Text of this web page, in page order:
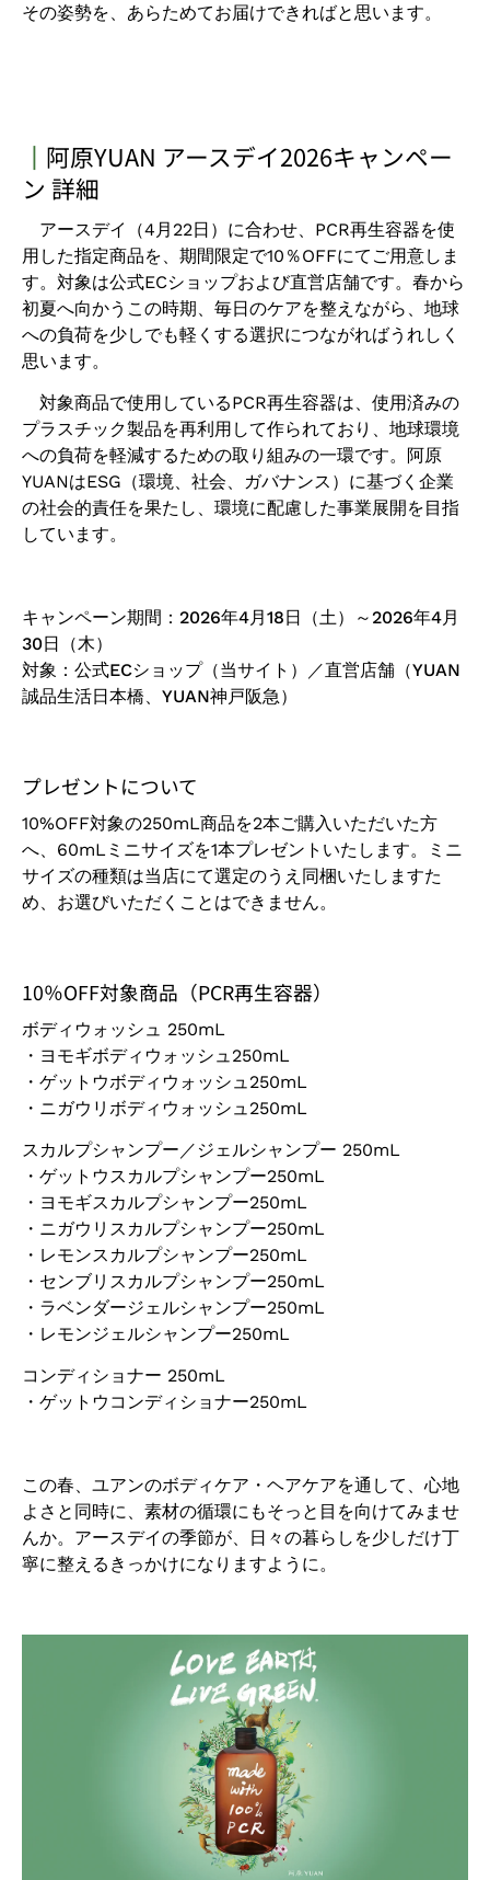
その姿勢を、あらためてお届けできればと思います。
┃ 阿原YUAN アースデイ2026キャンペー
ン 詳細
アースデイ（4月22日）に合わせ、PCR再生容器を使
用した指定商品を、期間限定で10％OFFにてご用意しま
す。対象は公式ECショップおよび直営店舗です。春から
初夏へ向かうこの時期、毎日のケアを整えながら、地球
への負荷を少しでも軽くする選択につながればうれしく
思います。
対象商品で使用しているPCR再生容器は、使用済みの
プラスチック製品を再利用して作られており、地球環境
への負荷を軽減するための取り組みの一環です。阿原
YUANはESG（環境、社会、ガバナンス）に基づく企業
の社会的責任を果たし、環境に配慮した事業展開を目指
しています。
キャンペーン期間：2026年4月18日（土）～2026年4月
30日（木）
対象：公式ECショップ（当サイト）／直営店舗（YUAN
誠品生活日本橋、YUAN神戸阪急）
プレゼントについて
10%OFF対象の250mL商品を2本ご購入いただいた方
へ、60mLミニサイズを1本プレゼントいたします。ミニ
サイズの種類は当店にて選定のうえ同梱いたしますた
め、お選びいただくことはできません。
10％OFF対象商品（PCR再生容器）
ボディウォッシュ 250mL
・ヨモギボディウォッシュ250mL
・ゲットウボディウォッシュ250mL
・ニガウリボディウォッシュ250mL
スカルプシャンプー／ジェルシャンプー 250mL
・ゲットウスカルプシャンプー250mL
・ヨモギスカルプシャンプー250mL
・ニガウリスカルプシャンプー250mL
・レモンスカルプシャンプー250mL
・センブリスカルプシャンプー250mL
・ラベンダージェルシャンプー250mL
・レモンジェルシャンプー250mL
コンディショナー 250mL
・ゲットウコンディショナー250mL
この春、ユアンのボディケア・ヘアケアを通して、心地
よさと同時に、素材の循環にもそっと目を向けてみませ
んか。アースデイの季節が、日々の暮らしを少しだけ丁
寧に整えるきっかけになりますように。